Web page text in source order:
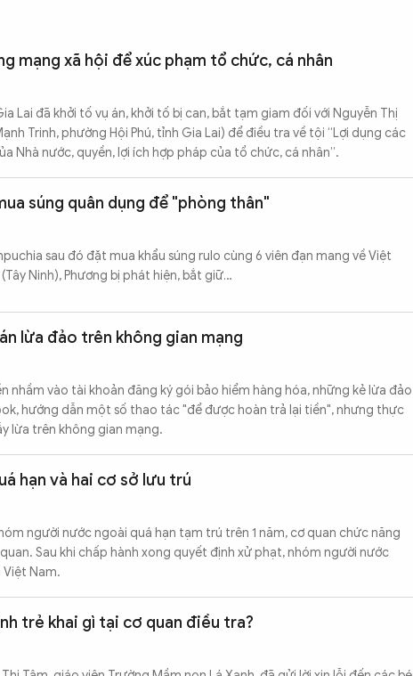
mạng xã hội để xúc phạm tổ chức, cá nhân
Lai đã khởi tố vụ án, khởi tố bị can, bắt tạm giam đối với Nguyễn Thị
Trinh, phường Hội Phú, tỉnh Gia Lai) để điều tra về tội “Lợi dụng các
Nhà nước, quyền, lợi ích hợp pháp của tổ chức, cá nhân”.
súng quân dụng để "phòng thân"
sau đó đặt mua khẩu súng rulo cùng 6 viên đạn mang về Việt
Ninh), Phương bị phát hiện, bắt giữ…
lừa đảo trên không gian mạng
nhầm vào tài khoản đăng ký gói bảo hiểm hàng hóa, những kẻ lừa đảo
hướng dẫn một số thao tác "để được hoàn trả lại tiền", nhưng thực
lừa trên không gian mạng.
hạn và hai cơ sở lưu trú
người nước ngoài quá hạn tạm trú trên 1 năm, cơ quan chức năng
Sau khi chấp hành xong quyết định xử phạt, nhóm người nước
Việt Nam.
trẻ khai gì tại cơ quan điều tra?